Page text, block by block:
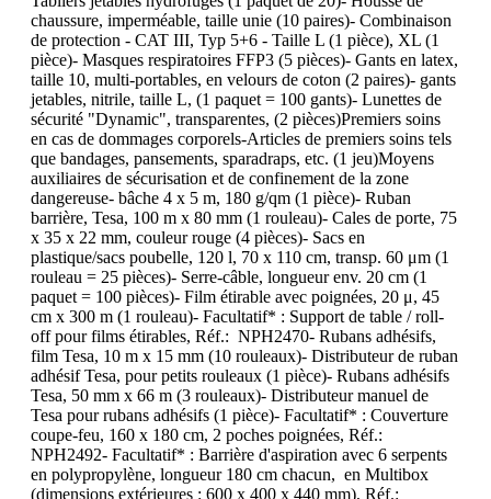
chaussure, imperméable, taille unie (10 paires)- Combinaison
de protection - CAT III, Typ 5+6 - Taille L (1 pièce), XL (1
pièce)- Masques respiratoires FFP3 (5 pièces)- Gants en latex,
taille 10, multi-portables, en velours de coton (2 paires)- gants
jetables, nitrile, taille L, (1 paquet = 100 gants)- Lunettes de
sécurité "Dynamic", transparentes, (2 pièces)Premiers soins
en cas de dommages corporels-Articles de premiers soins tels
que bandages, pansements, sparadraps, etc. (1 jeu)Moyens
auxiliaires de sécurisation et de confinement de la zone
dangereuse- bâche 4 x 5 m, 180 g/qm (1 pièce)- Ruban
barrière, Tesa, 100 m x 80 mm (1 rouleau)- Cales de porte, 75
x 35 x 22 mm, couleur rouge (4 pièces)- Sacs en
plastique/sacs poubelle, 120 l, 70 x 110 cm, transp. 60 μm (1
rouleau = 25 pièces)- Serre-câble, longueur env. 20 cm (1
paquet = 100 pièces)- Film étirable avec poignées, 20 μ, 45
cm x 300 m (1 rouleau)- Facultatif* : Support de table / roll-
off pour films étirables, Réf.: NPH2470- Rubans adhésifs,
film Tesa, 10 m x 15 mm (10 rouleaux)- Distributeur de ruban
adhésif Tesa, pour petits rouleaux (1 pièce)- Rubans adhésifs
Tesa, 50 mm x 66 m (3 rouleaux)- Distributeur manuel de
Tesa pour rubans adhésifs (1 pièce)- Facultatif* : Couverture
coupe-feu, 160 x 180 cm, 2 poches poignées, Réf.:
NPH2492- Facultatif* : Barrière d'aspiration avec 6 serpents
en polypropylène, longueur 180 cm chacun, en Multibox
(dimensions extérieures : 600 x 400 x 440 mm), Réf.: